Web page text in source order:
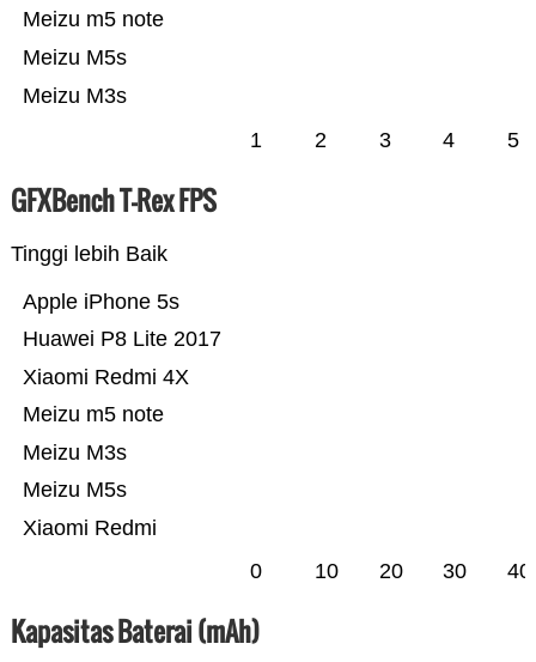
Meizu M3s
Meizu M5s
Meizu m5 note
1 2 3 4 5
GFXBench T-Rex FPS
Tinggi lebih Baik
Xiaomi Redmi
Meizu M5s
Meizu M3s
Meizu m5 note
Xiaomi Redmi 4X
Huawei P8 Lite 2017
Apple iPhone 5s
0 10 20 30 40
Kapasitas Baterai (mAh)